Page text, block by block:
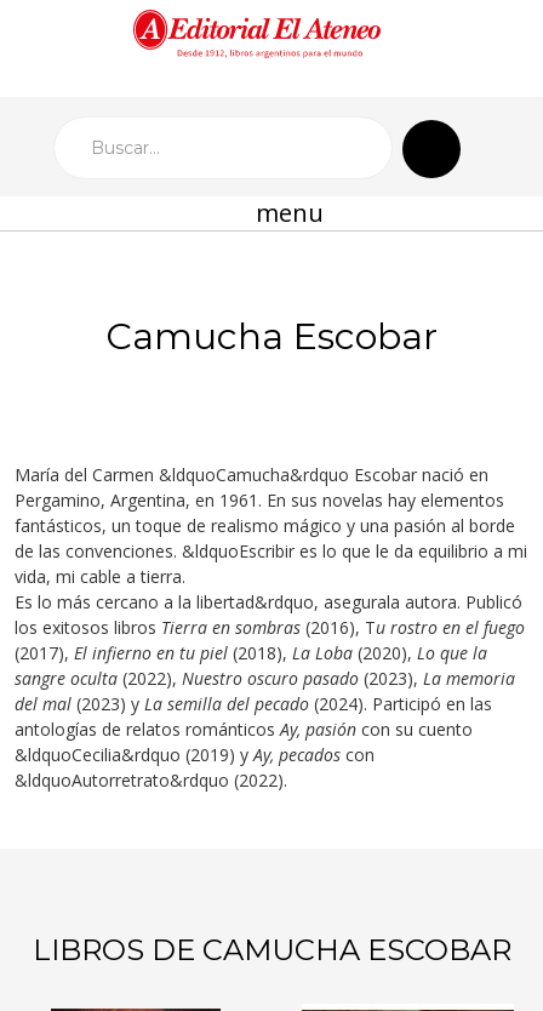
menu
Camucha Escobar
María del Carmen &ldquoCamucha&rdquo Escobar nació en
Pergamino, Argentina, en 1961. En sus novelas hay elementos
fantásticos, un toque de realismo mágico y una pasión al borde
de las convenciones. &ldquoEscribir es lo que le da equilibrio a mi
vida, mi cable a tierra.
Es lo más cercano a la libertad&rdquo, asegurala autora. Publicó
los exitosos libros Tierra en sombras (2016), Tu rostro en el fuego
(2017), El infierno en tu piel (2018), La Loba (2020), Lo que la
sangre oculta (2022), Nuestro oscuro pasado (2023), La memoria
del mal (2023) y La semilla del pecado (2024). Participó en las
antologías de relatos románticosAy, pasión con su cuento
&ldquoCecilia&rdquo (2019) yAy, pecados con
&ldquoAutorretrato&rdquo (2022).
LIBROS DE CAMUCHA ESCOBAR